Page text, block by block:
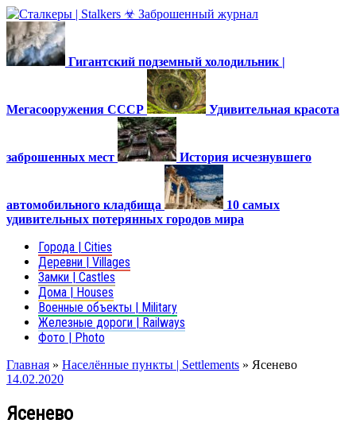
Гигантский подземный холодильник |
Мегасооружения СССР Удивительная красота
заброшенных мест История исчезнувшего
автомобильного кладбища
10 самых
удивительных потерянных городов мира
Города | Cities
Деревни | Villages
Замки | Castles
Дома | Houses
Военные объекты | Military
Железные дороги | Railways
Фото | Photo
Главная » Населённые пункты | Settlements » Ясенево
14.02.2020
Ясенево